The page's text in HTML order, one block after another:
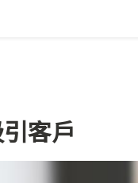
客戶